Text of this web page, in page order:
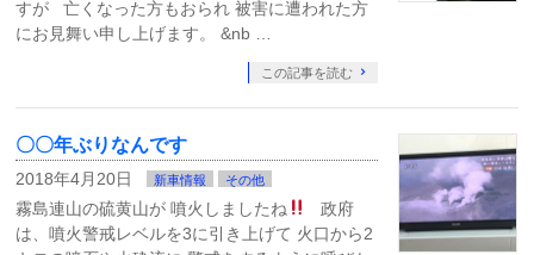
すが 亡くなった方もおられ 被害に遭われた方
にお見舞い申し上げます。 &nb …
この記事を読む
〇〇年ぶりなんです
2018年4月20日 新車情報 その他
霧島連山の硫黄山が 噴火しましたね
政府
は、噴火警戒レベルを3に引き上げて 火口から2